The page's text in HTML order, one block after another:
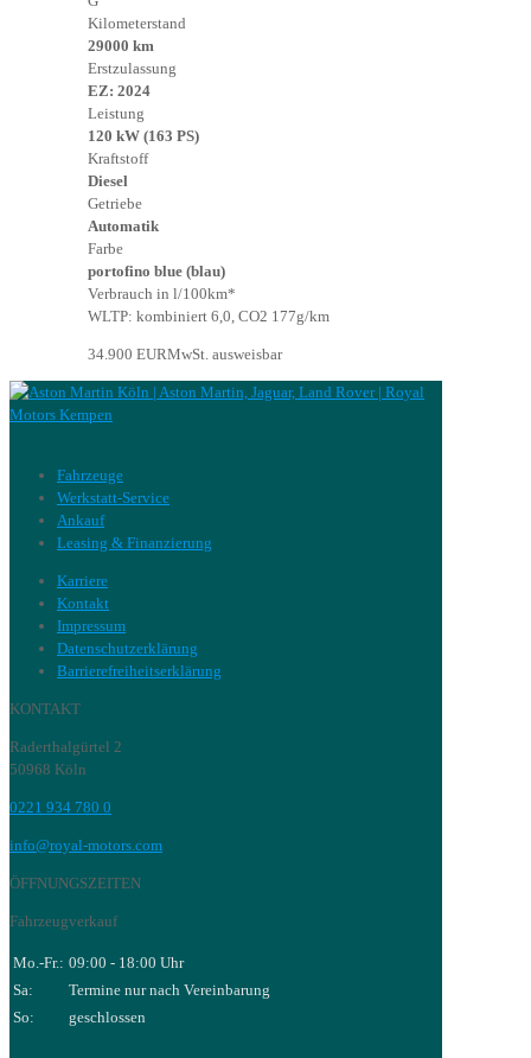
Kilometerstand
29000 km
Erstzulassung
EZ: 2024
Leistung
120 kW (163 PS)
Kraftstoff
Diesel
Getriebe
Automatik
Farbe
portofino blue (blau)
Verbrauch in l/100km*
WLTP: kombiniert 6,0, CO2 177g/km
34.900 EURMwSt. ausweisbar
Fahrzeuge
Werkstatt-Service
Ankauf
Leasing & Finanzierung
Karriere
Kontakt
Impressum
Datenschutzerklärung
Barrierefreiheitserklärung
KONTAKT
Raderthalgürtel 2
50968 Köln
0221 934 780 0
info@royal-motors.com
ÖFFNUNGSZEITEN
Fahrzeugverkauf
Mo.-Fr.: 09:00 - 18:00 Uhr
Sa:
Termine nur nach Vereinbarung
So:
geschlossen